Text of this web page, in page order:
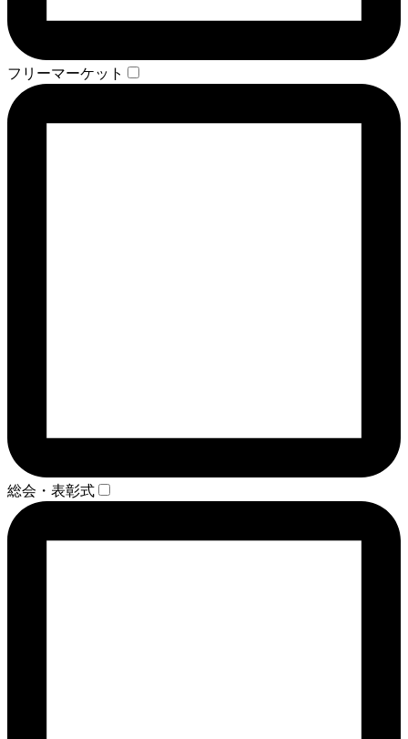
フリーマーケット
総会・表彰式